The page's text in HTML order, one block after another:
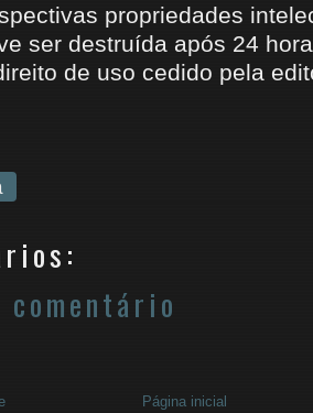
propriedades
ser destruída após 24
de uso cedido pela
comentário
Página inicial